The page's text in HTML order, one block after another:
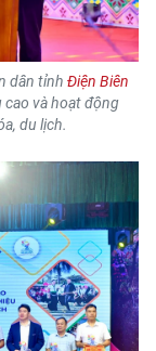
dân tỉnh Điện Biên
cao và hoạt động
du lịch.